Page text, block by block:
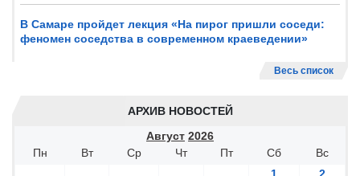
В Самаре пройдет лекция «На пирог пришли соседи:
феномен соседства в современном краеведении»
Весь список
АРХИВ НОВОСТЕЙ
Август 2026
Пн
Вт Ср Чт Пт Сб
Вс